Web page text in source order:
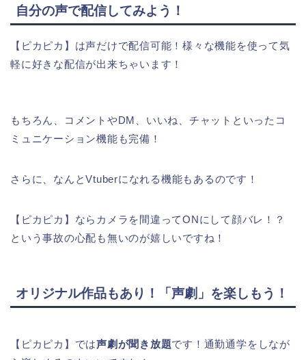
自分の声で配信してみよう！
【ピカピカ】は声だけで配信可能！様々な機能を使って気
軽に好きな配信が出来ちゃいます！
もちろん、コメントやDM、いいね、チャットといったコ
ミュニケーション機能も完備！
さらに、なんとVtuberになれる機能もあるのです！
【ピカピカ】ならカメラを間違ってONにして顔バレ！？
という事故の心配も無いのが嬉しいですね！
オリジナル作品もあり！「声劇」を楽しもう！
【ピカピカ】では声劇が聞き放題です！通勤通学をしなが